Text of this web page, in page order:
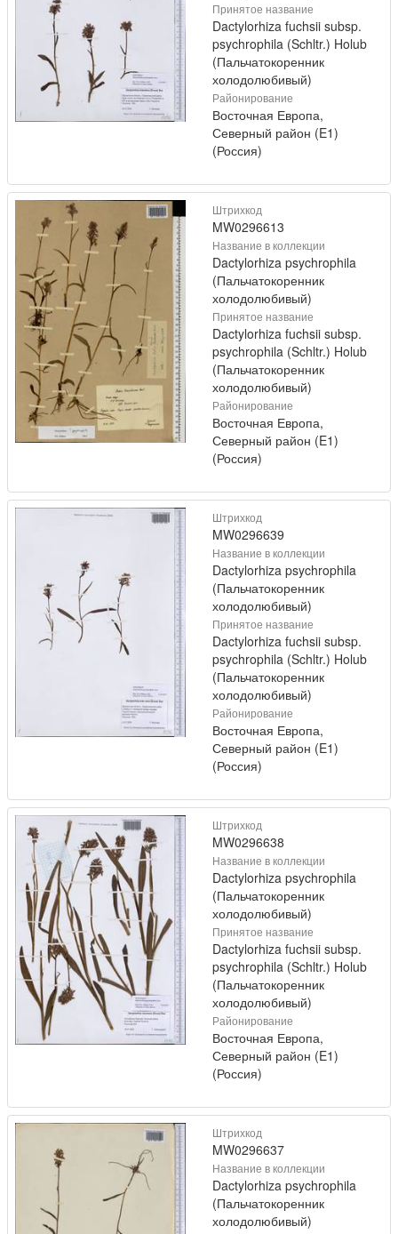
Принятое название
Dactylorhiza fuchsii subsp.
psychrophila (Schltr.) Holub
(Пальчатокоренник
холодолюбивый)
Районирование
Восточная Европа,
Северный район (E1)
(Россия)
Штрихкод
MW0296613
Название в коллекции
Dactylorhiza psychrophila
(Пальчатокоренник
холодолюбивый)
Принятое название
Dactylorhiza fuchsii subsp.
psychrophila (Schltr.) Holub
(Пальчатокоренник
холодолюбивый)
Районирование
Восточная Европа,
Северный район (E1)
(Россия)
Штрихкод
MW0296639
Название в коллекции
Dactylorhiza psychrophila
(Пальчатокоренник
холодолюбивый)
Принятое название
Dactylorhiza fuchsii subsp.
psychrophila (Schltr.) Holub
(Пальчатокоренник
холодолюбивый)
Районирование
Восточная Европа,
Северный район (E1)
(Россия)
Штрихкод
MW0296638
Название в коллекции
Dactylorhiza psychrophila
(Пальчатокоренник
холодолюбивый)
Принятое название
Dactylorhiza fuchsii subsp.
psychrophila (Schltr.) Holub
(Пальчатокоренник
холодолюбивый)
Районирование
Восточная Европа,
Северный район (E1)
(Россия)
Штрихкод
MW0296637
Название в коллекции
Dactylorhiza psychrophila
(Пальчатокоренник
холодолюбивый)